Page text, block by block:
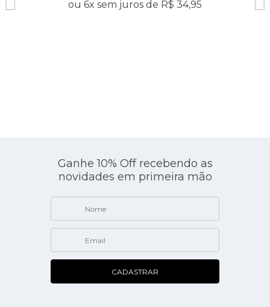
ou 6x sem juros de R$ 34,95
Ganhe 10% Off recebendo as
novidades em primeira mão
CADASTRAR